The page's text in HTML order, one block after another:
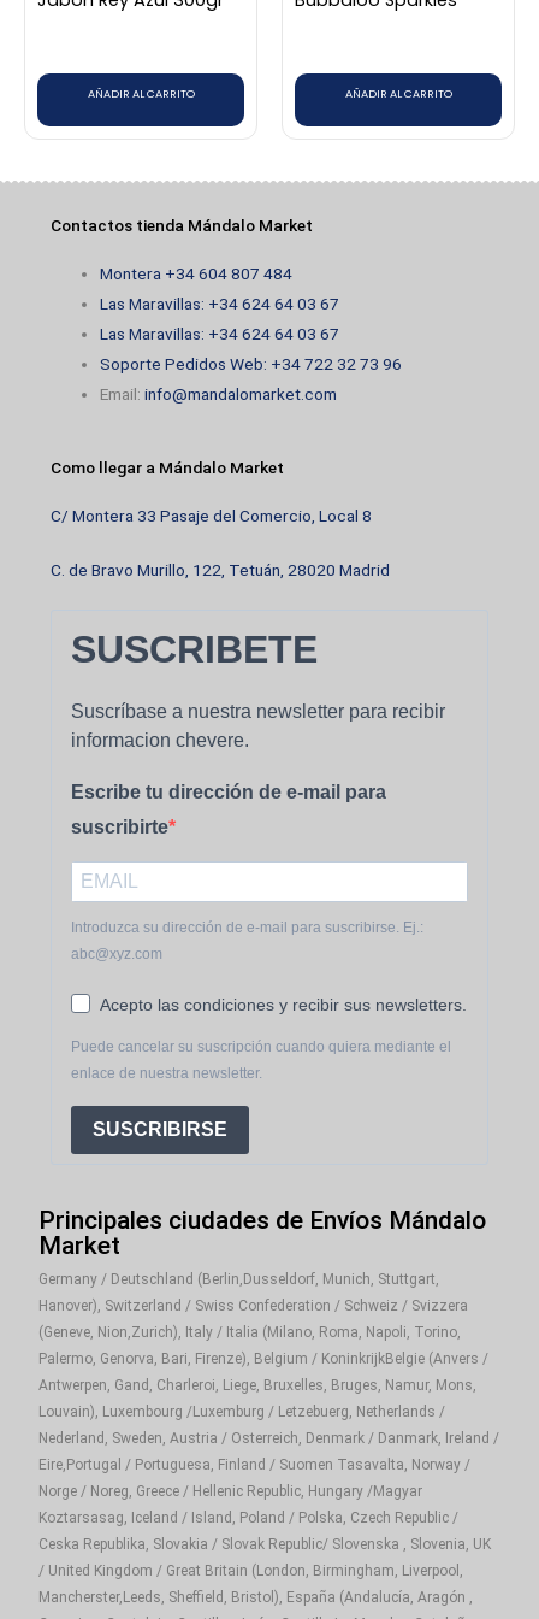
AÑADIR AL CARRITO AÑADIR AL CARRITO
Contactos tienda Mándalo Market
Montera +34 604 807 484
Las Maravillas: +34 624 64 03 67
Las Maravillas: +34 624 64 03 67
Soporte Pedidos Web: +34 722 32 73 96
Email:info@mandalomarket.com
Como llegar a Mándalo Market
C/ Montera 33 Pasaje del Comercio, Local 8
C. de Bravo Murillo, 122, Tetuán, 28020 Madrid
SUSCRIBETE
Suscríbase a nuestra newsletter para recibir
informacion chevere.
Escribe tu dirección de e-mail para
suscribirte
Introduzca su dirección de e-mail para suscribirse. Ej.:
abc@xyz.com
Acepto las condiciones y recibir sus newsletters.
Puede cancelar su suscripción cuando quiera mediante el
enlace de nuestra newsletter.
SUSCRIBIRSE
Principales ciudades de Envíos Mándalo
Market
Germany / Deutschland (Berlin,Dusseldorf, Munich, Stuttgart,
Hanover), Switzerland / Swiss Confederation / Schweiz / Svizzera
(Geneve, Nion,Zurich), Italy / Italia (Milano, Roma, Napoli, Torino,
Palermo, Genorva, Bari, Firenze), Belgium / KoninkrijkBelgie (Anvers /
Antwerpen, Gand, Charleroi, Liege, Bruxelles, Bruges, Namur, Mons,
Louvain), Luxembourg /Luxemburg / Letzebuerg, Netherlands /
Nederland, Sweden, Austria / Osterreich, Denmark / Danmark, Ireland /
Eire,Portugal / Portuguesa, Finland / Suomen Tasavalta, Norway /
Norge / Noreg, Greece / Hellenic Republic, Hungary /Magyar
Koztarsasag, Iceland / Island, Poland / Polska, Czech Republic /
Ceska Republika, Slovakia / Slovak Republic/ Slovenska , Slovenia, UK
/ United Kingdom / Great Britain (London, Birmingham, Liverpool,
Mancherster,Leeds, Sheffield, Bristol), España (Andalucía, Aragón ,